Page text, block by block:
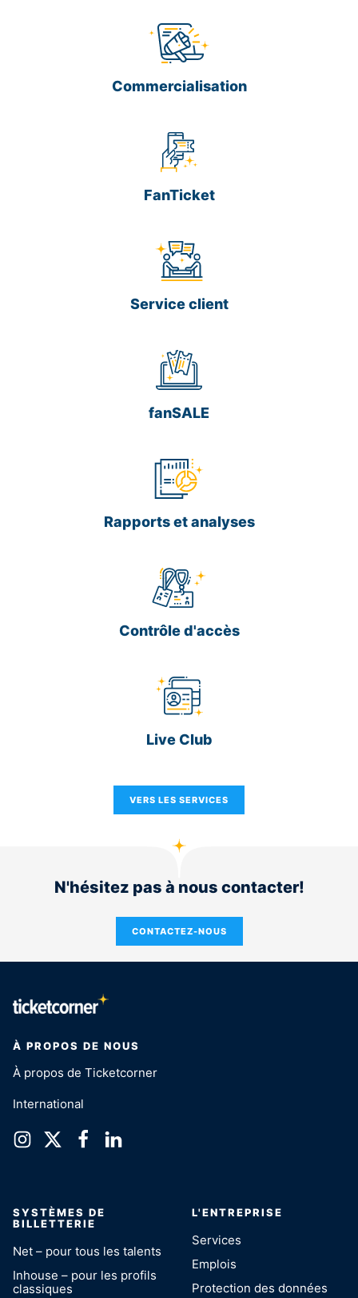
Commercialisation
FanTicket
Service client
fanSALE
Rapports et analyses
Contrôle d'accès
Live Club
VERS LES SERVICES
N'hésitez pas à nous contacter!
CONTACTEZ-NOUS
À PROPOS DE NOUS
À propos de Ticketcorner
International
SYSTÈMES DE
BILLETTERIE
Net – pour tous les talents
Inhouse – pour les profils
classiques
L'ENTREPRISE
Services
Emplois
Protection des données